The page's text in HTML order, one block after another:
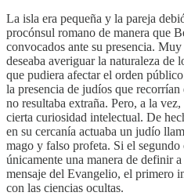
La isla era pequeña y la pareja
procónsul romano de manera que
convocados ante su presencia.
deseaba averiguar la naturaleza de
que pudiera afectar el orden
la presencia de judíos que
no resultaba extraña. Pero, a la
cierta curiosidad intelectual. De
en su cercanía actuaba un judío
mago y falso profeta. Si el
únicamente una manera de definir
mensaje del Evangelio, el primero
con las ciencias ocultas.